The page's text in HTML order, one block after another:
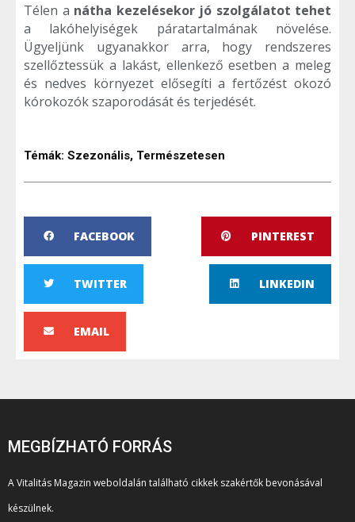
Télen a nátha kezelésekor jó szolgálatot tehet
a lakóhelyiségek páratartalmának növelése.
Ügyeljünk ugyanakkor arra, hogy rendszeres
szellőztessük a lakást, ellenkező esetben a meleg
és nedves környezet elősegíti a fertőzést okozó
kórokozók szaporodását és terjedését.
Témák: Szezonális, Természetesen
FACEBOOK PINTEREST
TWITTER LINKEDIN
EMAIL
MEGBÍZHATÓ FORRÁS
A Vitalitás Magazin weboldalán található cikkek szakértők bevonásával
készülnek.